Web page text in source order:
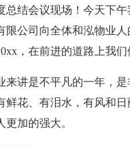
总结会议现场！今天下
限公司向全体和泓物业
，在前进的道路上我们
来讲是不平凡的一年，
花、有泪水，有风和
加的强大。